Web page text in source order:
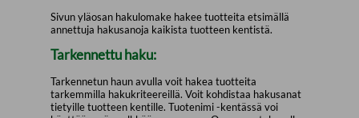
Sivun yläosan hakulomake hakee tuotteita etsimällä
annettuja hakusanoja kaikista tuotteen kentistä.
Tarkennettu haku:
Tarkennetun haun avulla voit hakea tuotteita
tarkemmilla hakukriteereillä. Voit kohdistaa hakusanat
tietyille tuotteen kentille. Tuotenimi -kentässä voi